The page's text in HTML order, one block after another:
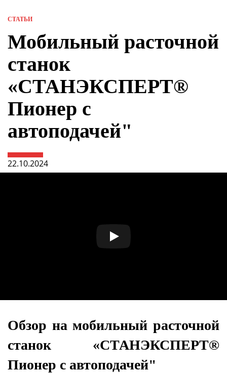
СТАТЬИ
Мобильный расточной
станок
«СТАНЭКСПЕРТ®
Пионер с
автоподачей"
22.10.2024
Обзор на мобильный расточной
станок «СТАНЭКСПЕРТ®
Пионер с автоподачей"